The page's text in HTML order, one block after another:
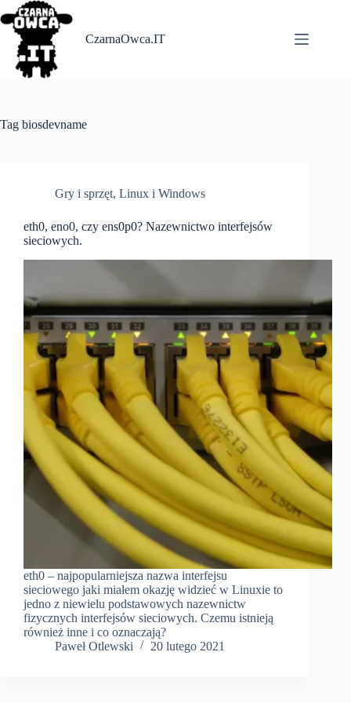
Skip
to
content
CzarnaOwca.IT
Tag biosdevname
Gry i sprzęt, Linux i Windows
eth0, eno0, czy ens0p0? Nazewnictwo interfejsów
sieciowych.
eth0 – najpopularniejsza nazwa interfejsu
sieciowego jaki miałem okazję widzieć w Linuxie to
jedno z niewielu podstawowych nazewnictw
fizycznych interfejsów sieciowych. Czemu istnieją
również inne i co oznaczają?
Paweł Otlewski
20 lutego 2021